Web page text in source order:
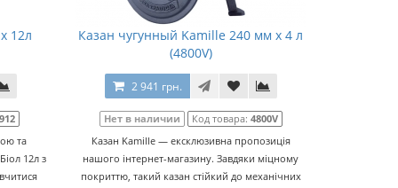
12л
та
12л з
Казан чугунный Kamille 240 мм x 4 л
(4800V)
2 941 грн.
Нет в наличии Код товара: 4800V
Казан Kamille — ексклюзивна пропозиція
нашого інтернет-магазину. Завдяки міцному
покриттю, такий казан стійкий до механічних